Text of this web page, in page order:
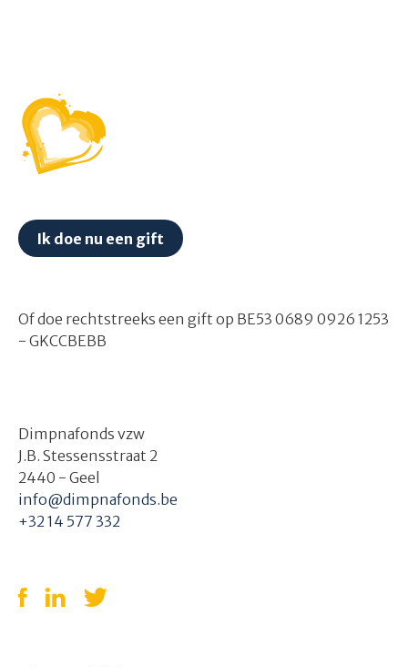
Ik doe nu een gift
Of doe rechtstreeks een gift op BE53 0689 0926 1253
- GKCCBEBB
Dimpnafonds vzw
J.B. Stessensstraat 2
2440 - Geel
info@dimpnafonds.be
+32 14 577 332